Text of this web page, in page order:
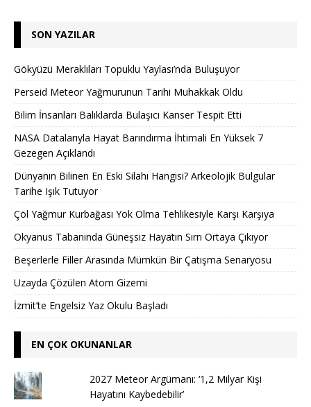
SON YAZILAR
Gökyüzü Meraklıları Topuklu Yaylası’nda Buluşuyor
Perseid Meteor Yağmurunun Tarihi Muhakkak Oldu
Bilim İnsanları Balıklarda Bulaşıcı Kanser Tespit Etti
NASA Datalarıyla Hayat Barındırma İhtimali En Yüksek 7
Gezegen Açıklandı
Dünyanın Bilinen En Eski Silahı Hangisi? Arkeolojik Bulgular
Tarihe Işık Tutuyor
Çöl Yağmur Kurbağası Yok Olma Tehlikesiyle Karşı Karşıya
Okyanus Tabanında Güneşsiz Hayatın Sırrı Ortaya Çıkıyor
Beşerlerle Filler Arasında Mümkün Bir Çatışma Senaryosu
Uzayda Çözülen Atom Gizemi
İzmit’te Engelsiz Yaz Okulu Başladı
EN ÇOK OKUNANLAR
2027 Meteor Argümanı: ‘1,2 Milyar Kişi
Hayatını Kaybedebilir’